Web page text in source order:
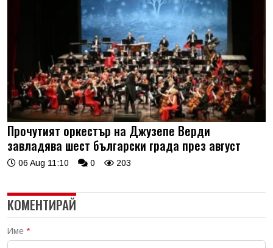
Прочутият оркестър на Джузепе Верди
завладява шест български града през август
06 Aug 11:10 0 203
КОМЕНТИРАЙ
Име *